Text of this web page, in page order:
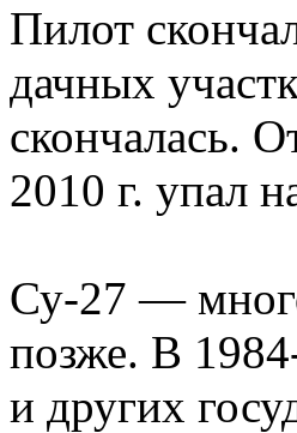
Пилот
дачных
скончалась.
2010 г. упал
Су-27 —
позже. В
и других